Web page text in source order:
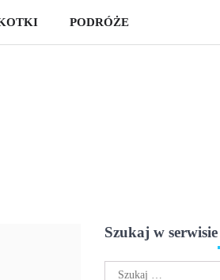
PODRÓŻE
Szukaj w serwisie
Szukaj: